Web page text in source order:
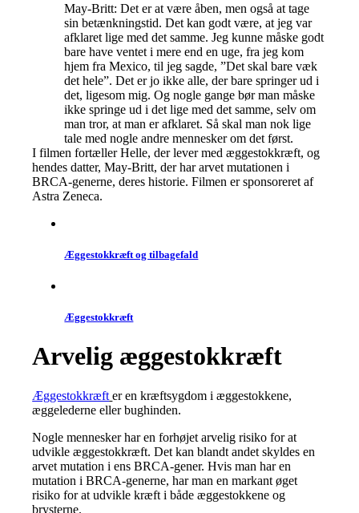
May-Britt: Det er at være åben, men også at tage
sin betænkningstid. Det kan godt være, at jeg var
afklaret lige med det samme. Jeg kunne måske godt
bare have ventet i mere end en uge, fra jeg kom
hjem fra Mexico, til jeg sagde, ”Det skal bare væk
det hele”. Det er jo ikke alle, der bare springer ud i
det, ligesom mig. Og nogle gange bør man måske
ikke springe ud i det lige med det samme, selv om
man tror, at man er afklaret. Så skal man nok lige
tale med nogle andre mennesker om det først.
I filmen fortæller Helle, der lever med æggestokkræft, og
hendes datter, May-Britt, der har arvet mutationen i
BRCA-generne, deres historie. Filmen er sponsoreret af
Astra Zeneca.
Æggestokkræft og tilbagefald
Æggestok­kræft
Arvelig æggestok­kræft
Æggestokkræft er en kræftsygdom i æggestokkene,
æggelederne eller bughinden.
Nogle mennesker har en forhøjet arvelig risiko for at
udvikle æggestokkræft. Det kan blandt andet skyldes en
arvet mutation i ens BRCA-gener. Hvis man har en
mutation i BRCA-generne, har man en markant øget
risiko for at udvikle kræft i både æggestokkene og
brysterne.